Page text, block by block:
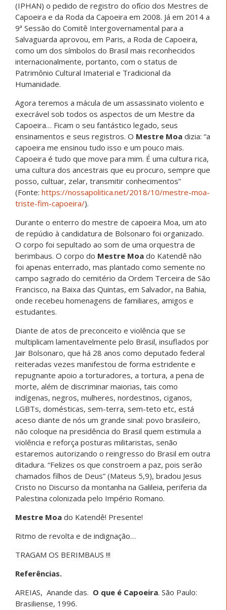
(IPHAN) o pedido de registro do ofício dos Mestres de
Capoeira e da Roda da Capoeira em 2008. Já em 2014 a
9ª Sessão do Comitê Intergovernamental para a
Salvaguarda aprovou, em Paris, a Roda de Capoeira,
como um dos símbolos do Brasil mais reconhecidos
internacionalmente, portanto, com o status de
Patrimônio Cultural Imaterial e Tradicional da
Humanidade.
Agora teremos a mácula de um assassinato violento e
execrável sob todos os aspectos de um Mestre da
Capoeira… Ficam o seu fantástico legado, seus
ensinamentos e seus registros. O Mestre Moa dizia: “a
capoeira me ensinou tudo isso e um pouco mais.
Capoeira é tudo que move para mim. É uma cultura rica,
uma cultura dos ancestrais que eu procuro, sempre que
posso, cultuar, zelar, transmitir conhecimentos”
(Fonte: https://nossapolitica.net/2018/10/mestre-moa-
triste-fim-capoeira/).
Durante o enterro do mestre de capoeira Moa, um ato
de repúdio à candidatura de Bolsonaro foi organizado.
O corpo foi sepultado ao som de uma orquestra de
berimbaus. O corpo do Mestre Moa do Katendê não
foi apenas enterrado, mas plantado como semente no
campo sagrado do cemitério da Ordem Terceira de São
Francisco, na Baixa das Quintas, em Salvador, na Bahia,
onde recebeu homenagens de familiares, amigos e
estudantes.
Diante de atos de preconceito e violência que se
multiplicam lamentavelmente pelo Brasil, insuflados por
Jair Bolsonaro, que há 28 anos como deputado federal
reiteradas vezes manifestou de forma estridente e
repugnante apoio a torturadores, a tortura, a pena de
morte, além de discriminar maiorias, tais como
indígenas, negros, mulheres, nordestinos, ciganos,
LGBTs, domésticas, sem-terra, sem-teto etc, está
aceso diante de nós um grande sinal: povo brasileiro,
não coloque na presidência do Brasil quem estimula a
violência e reforça posturas militaristas, senão
estaremos autorizando o reingresso do Brasil em outra
ditadura. “Felizes os que constroem a paz, pois serão
chamados filhos de Deus” (Mateus 5,9), bradou Jesus
Cristo no Discurso da montanha na Galileia, periferia da
Palestina colonizada pelo Império Romano.
Mestre Moa do Katendê! Presente!
Ritmo de revolta e de indignação…
TRAGAM OS BERIMBAUS !!!
Referências.
AREIAS, Anande das. O que é Capoeira. São Paulo:
Brasiliense, 1996.